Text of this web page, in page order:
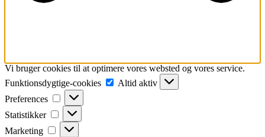
Vi bruger cookies til at optimere vores websted og vores service.
Funktionsdygtige-cookies
Funktionsdygtige-
cookies
Altid aktiv
Preferences
Preferences
Statistikker Statistikker
Marketing Marketing